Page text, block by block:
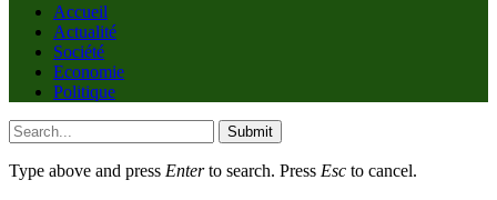
Accueil
Actualité
Société
Economie
Politique
Submit
Type above and press Enterto search. Press Esc to cancel.